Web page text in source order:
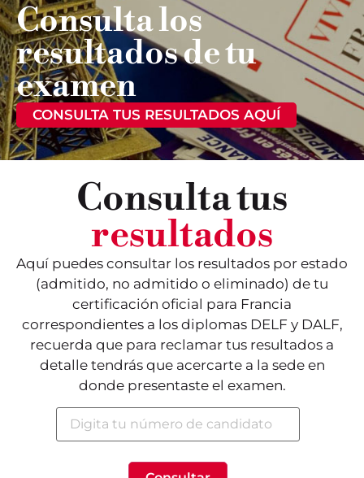
Consulta los
resultados de tu
examen
CONSULTA TUS RESULTADOS AQUÍ
Consulta tus
resultados
Aquí puedes consultar los resultados por estado
(admitido, no admitido o eliminado) de tu
certificación oficial para Francia
correspondientes a los diplomas DELF y DALF,
recuerda que para reclamar tus resultados a
detalle tendrás que acercarte a la sede en
donde presentaste el examen.